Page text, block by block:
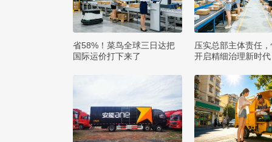
省58%！菜鸟全球三日达把
国际运价打下来了
压实总部主体责任
开启精细治理新时代